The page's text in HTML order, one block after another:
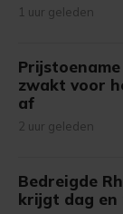
1 uur geleden
zwakt voor
af
2 uur geleden
Bedreigde
krijgt dag en